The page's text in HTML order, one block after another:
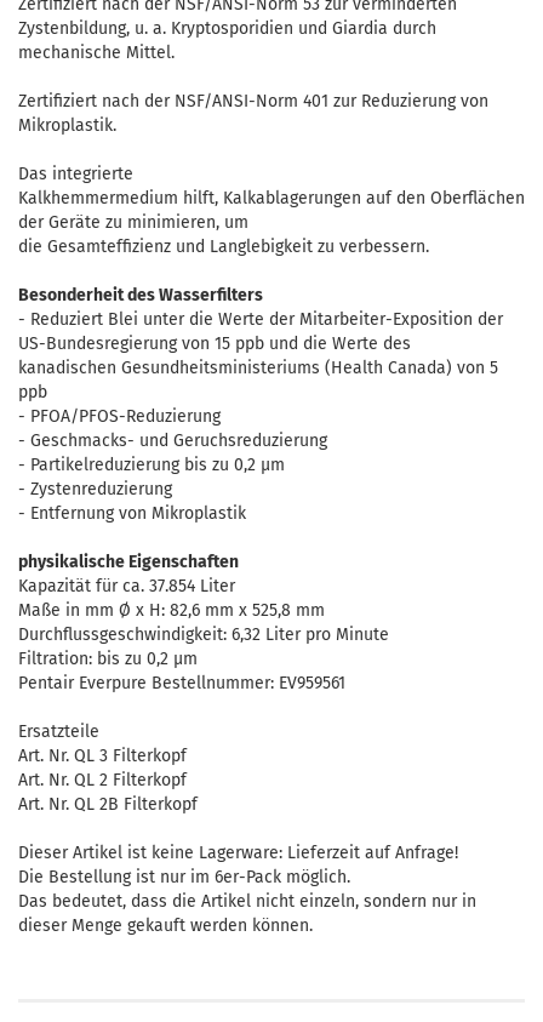
Zertifiziert nach der NSF/ANSI-Norm 53 zur verminderten
Zystenbildung, u. a. Kryptosporidien und Giardia durch
mechanische Mittel.
Zertifiziert nach der NSF/ANSI-Norm 401 zur Reduzierung von
Mikroplastik.
Das integrierte
Kalkhemmermedium hilft, Kalkablagerungen auf den Oberflächen
der Geräte zu minimieren, um
die Gesamteffizienz und Langlebigkeit zu verbessern.
Besonderheit des Wasserfilters
- Reduziert Blei unter die Werte der Mitarbeiter-Exposition der
US-Bundesregierung von 15 ppb und die Werte des
kanadischen Gesundheitsministeriums (Health Canada) von 5
ppb
- PFOA/PFOS-Reduzierung
- Geschmacks- und Geruchsreduzierung
- Partikelreduzierung bis zu 0,2 µm
- Zystenreduzierung
- Entfernung von Mikroplastik
physikalische Eigenschaften
Kapazität für ca. 37.854 Liter
Maße in mm Ø x H: 82,6 mm x 525,8 mm
Durchflussgeschwindigkeit: 6,32 Liter pro Minute
Filtration: bis zu 0,2 µm
Pentair Everpure Bestellnummer: EV959561
Ersatzteile
Art. Nr. QL 3 Filterkopf
Art. Nr. QL 2 Filterkopf
Art. Nr. QL 2B Filterkopf
Dieser Artikel ist keine Lagerware: Lieferzeit auf Anfrage!
Die Bestellung ist nur im 6er-Pack möglich.
Das bedeutet, dass die Artikel nicht einzeln, sondern nur in
dieser Menge gekauft werden können.